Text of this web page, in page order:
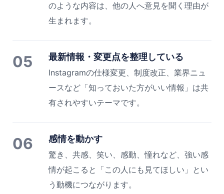
のような内容は、他の人へ意見を聞く理由が
生まれます。
05 最新情報・変更点を整理している
Instagramの仕様変更、制度改正、業界ニュ
ースなど「知っておいた方がいい情報」は共
有されやすいテーマです。
06 感情を動かす
驚き、共感、笑い、感動、憧れなど、強い感
情が起こると「この人にも見てほしい」とい
う動機につながります。